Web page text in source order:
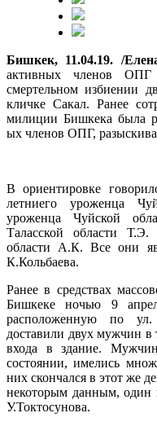
Бишкек, 11.04.19. /
активных членов
смертельном избиении
кличке Сакал. Ранее
милиции Бишкека была
ых членов ОПГ,
В ориентировке
летниего уроженца
уроженца Чуйской
Таласской области
области А.К. Все они
К.Кольбаева.
Ранее в средствах
Бишкеке ночью 9
расположенную по ул.
доставили двух мужчин в
входа в здание.
состоянии, имелись
них скончался в этот же
некоторым данным,
У.Токтосунова.